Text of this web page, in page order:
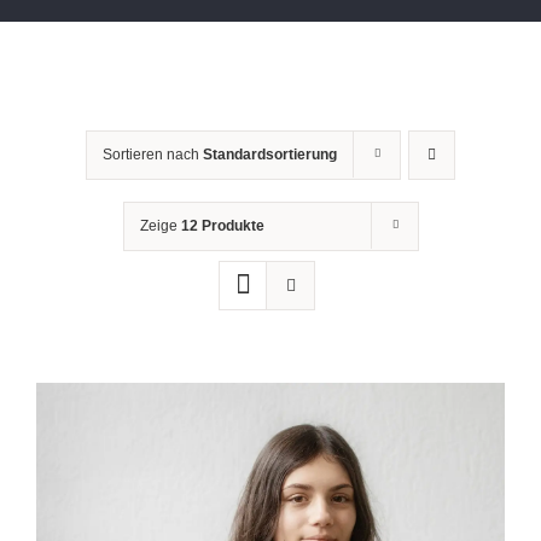
Sortieren nach Standardsortierung
Zeige 12 Produkte